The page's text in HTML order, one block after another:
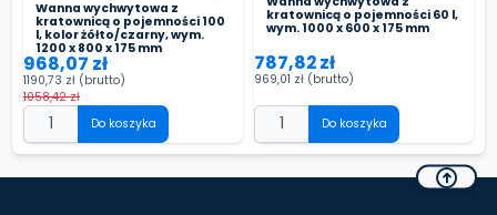
Wanna wychwytowa z
kratownicą o pojemności 100
l, kolor żółto/czarny, wym.
1200 x 800 x 175 mm
968,07 zł
1190,73 zł (brutto)
1058,42 zł
Do koszyka
kratownicą o pojemności 60 l,
wym. 1000 x 600 x 175 mm
787,82 zł
969,01 zł (brutto)
Do koszyka